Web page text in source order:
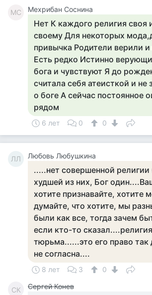
МС Мехрибан Соснина
Нет К каждого религия своя
своему Для некоторых
привычка Родители верили
Есть редко Истинно
бога и чувствуют Я до
считала себя атеисткой и не
о боге А сейчас постоянное
рядом
6 лет 0 0
ЛЛ Любовь Любушкина
.....нет совершенной религии
худшей из них, Бог
хотите признавайте, хотите
думайте, что хотите, мы
были как все, тогда зачем
если кто-то
тюрьма......это его право так
не согласна....
8 лет 3 0
СК Сергей Конев